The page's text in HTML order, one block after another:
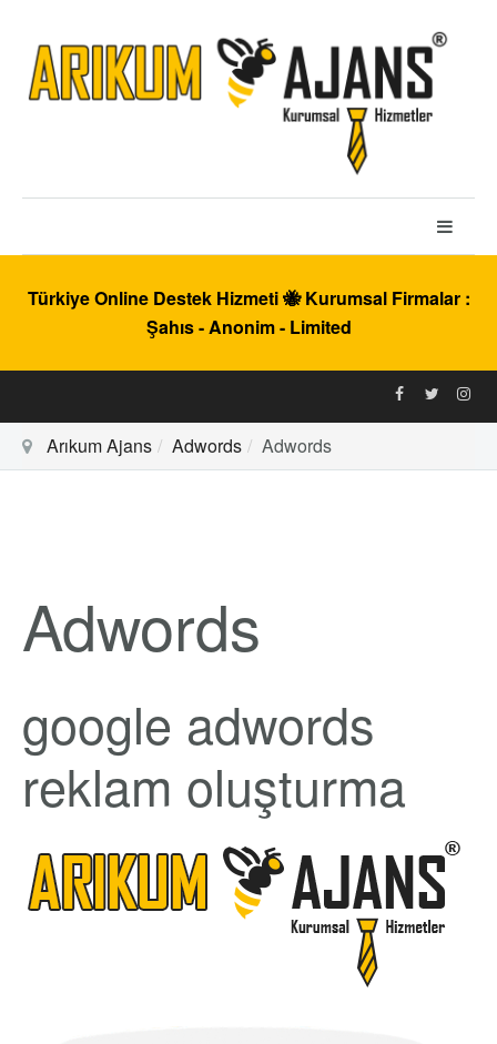
Türkiye Online Destek Hizmeti 🐝 Kurumsal Firmalar :
Şahıs - Anonim - Limited
Arıkum Ajans Adwords Adwords
Adwords
google adwords
reklam oluşturma